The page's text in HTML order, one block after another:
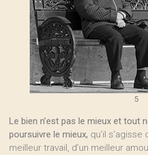
5
Le bien n’est pas le mieux et tout
poursuivre le mieux, qu’il s’agisse
meilleur travail, d’un meilleur